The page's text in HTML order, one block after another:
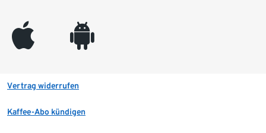
appleinc android
Vertrag widerrufen
Kaffee-Abo kündigen